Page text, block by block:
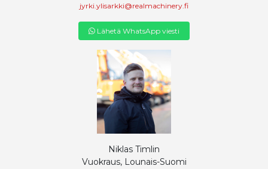
jyrki.ylisarkki@realmachinery.fi
Lähetä WhatsApp viesti
Niklas Timlin
Vuokraus, Lounais-Suomi